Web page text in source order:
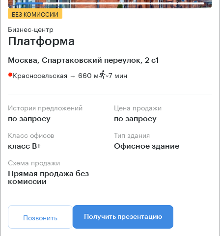
БЕЗ КОМИССИИ
Бизнес-центр
Платформа
Москва, Спартаковский переулок, 2 с1
Красносельская → 660 м ~7 мин
История предложений
по запросу
Цена продажи
по запросу
Класс офисов
класс B+
Тип здания
Офисное здание
Схема продажи
Прямая продажа без
комиссии
Позвонить Получить презентацию